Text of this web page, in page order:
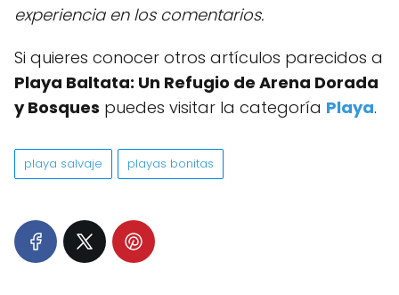
experiencia en los comentarios.
Si quieres conocer otros artículos parecidos a
Playa Baltata: Un Refugio de Arena Dorada
y Bosques puedes visitar la categoría Playa.
playa salvaje playas bonitas